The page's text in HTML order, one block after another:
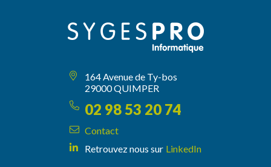
164 Avenue de Ty-bos
29000 QUIMPER
02 98 53 20 74
Contact
Retrouvez nous sur LinkedIn